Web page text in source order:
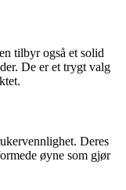
tilbyr også et solid
De er et trygt valg
Deres
øyne som gjør